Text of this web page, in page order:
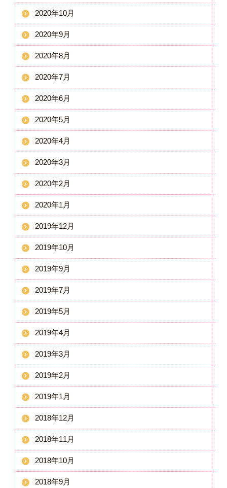
2020年10月
2020年9月
2020年8月
2020年7月
2020年6月
2020年5月
2020年4月
2020年3月
2020年2月
2020年1月
2019年12月
2019年10月
2019年9月
2019年7月
2019年5月
2019年4月
2019年3月
2019年2月
2019年1月
2018年12月
2018年11月
2018年10月
2018年9月